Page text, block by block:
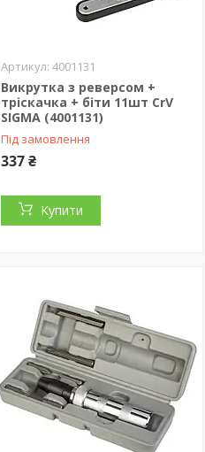
4001131
Викрутка з реверсом +
тріскачка + біти 11шт CrV
SIGMA (4001131)
Під замовлення
337 ₴
Купити